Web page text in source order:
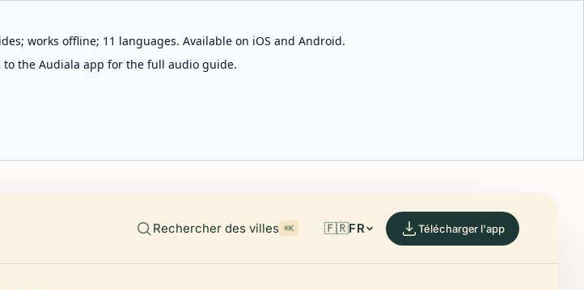
works offline; 11 languages. Available on iOS and Android.
to the Audiala app for the full audio guide.
Rechercher des villes ⌘K 🇫🇷FR Télécharger l'app